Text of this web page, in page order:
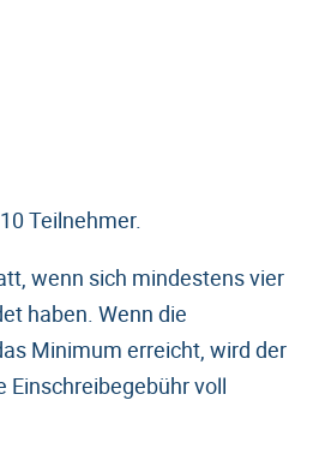
Teilnehmer.
wenn sich mindestens vier
haben. Wenn die
Minimum erreicht, wird der
Einschreibegebühr voll